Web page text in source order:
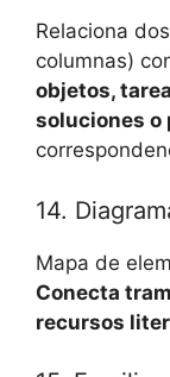
Relaciona
columnas)
objetos,
soluciones o
14.
Mapa de
Conecta
recursos